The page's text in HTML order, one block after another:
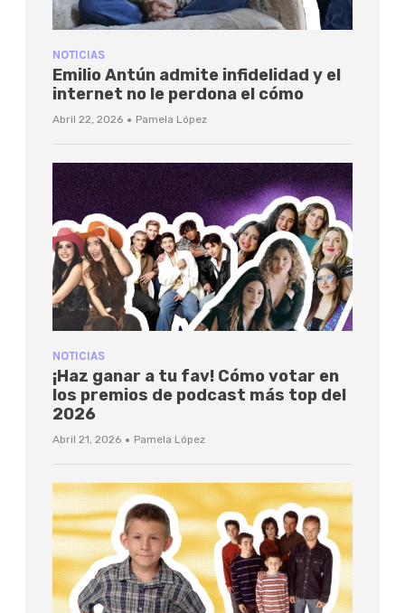
NOTICIAS
Emilio Antún admite infidelidad y el
internet no le perdona el cómo
Abril 22, 2026 · Pamela López
NOTICIAS
¡Haz ganar a tu fav! Cómo votar en
los premios de podcast más top del
2026
Abril 21, 2026 · Pamela López